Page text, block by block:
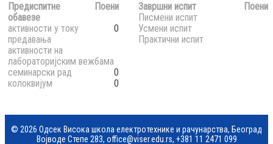
Предиспитне
обавезе
Поени
активности у току
предавања
0
активности на
лабораторијским вежбама
семинарски рад
0
колоквијум
0
Завршни испит
Поени
Писмени испит
Усмени испит
Практични испит
© 2026 Одсек Висока школа електротехнике и рачунарства, Београд
Војводе Степе 283, office@viser.edu.rs, +381 11 2471 099